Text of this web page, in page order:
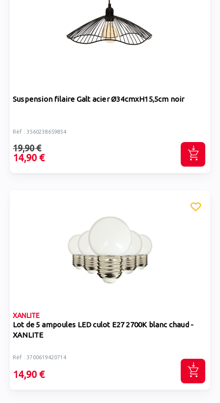
Suspension filaire Galt acier Ø34cmxH15,5cm noir
Réf : 3560238659854
14,90 €
19,90 €
XANLITE
Lot de 5 ampoules LED culot E27 2700K blanc chaud -
XANLITE
Réf : 3700619420714
14,90 €